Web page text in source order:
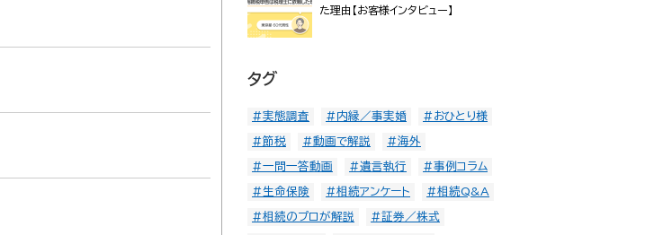
た理由【お客様インタビュー】
タグ
#実態調査 #内縁／事実婚 #おひとり様
#節税 #動画で解説 #海外
#一問一答動画 #遺言執行 #事例コラム
#生命保険 #相続アンケート #相続Q&A
#相続のプロが解説 #証券／株式